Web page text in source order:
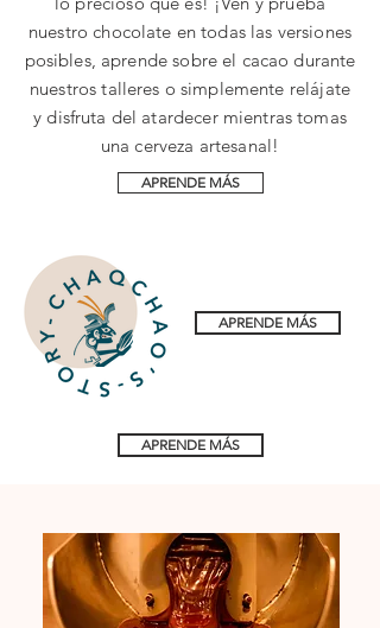
nuestro chocolate en todas las versiones
posibles, aprende sobre el cacao durante
nuestros talleres o simplemente relájate
y disfruta del atardecer mientras tomas
una cerveza artesanal!
APRENDE MÁS
APRENDE MÁS
APRENDE MÁS